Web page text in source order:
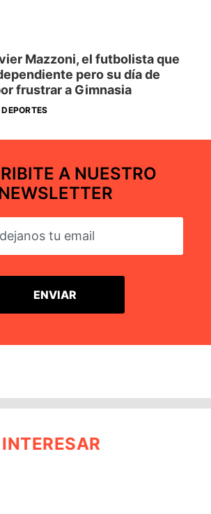
Mazzoni, el futbolista que
pero su día de
frustrar a Gimnasia
DEPORTES
A NUESTRO